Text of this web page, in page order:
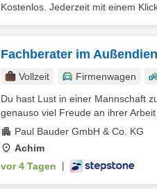
Kostenlos. Jederzeit mit einem
Fachberater im
Vollzeit Firmenwagen
Du hast Lust in einer Mannschaft
genauso viel Freude an ihrer Arbeit
Paul Bauder GmbH & Co. KG
Achim
vor 4 Tagen